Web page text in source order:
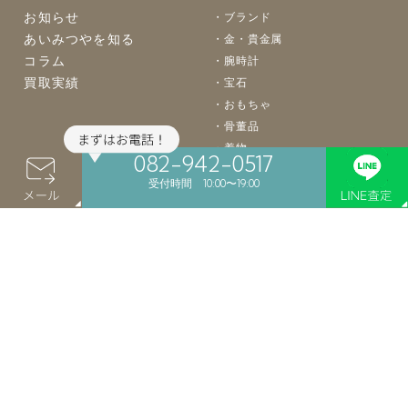
お知らせ
あいみつやを知る
コラム
買取実績
ブランド
金・貴金属
腕時計
宝石
おもちゃ
骨董品
着物
バッグ
楽器
カメラ
082-942-0517
受付時間 10:00〜19:00